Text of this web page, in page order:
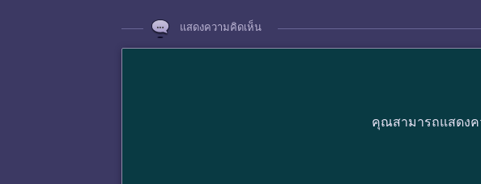
แสดงความคิดเห็น
คุณสามารถแสดงค